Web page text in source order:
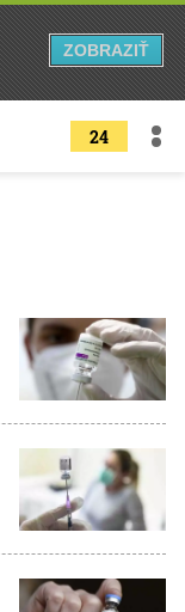
24
ZOBRAZIŤ